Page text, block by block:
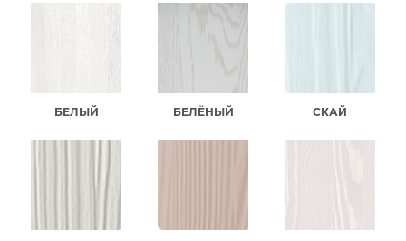
БЕЛЫЙ БЕЛЁНЫЙ СКАЙ